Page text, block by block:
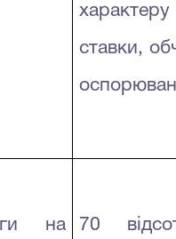
ставки,
на 70